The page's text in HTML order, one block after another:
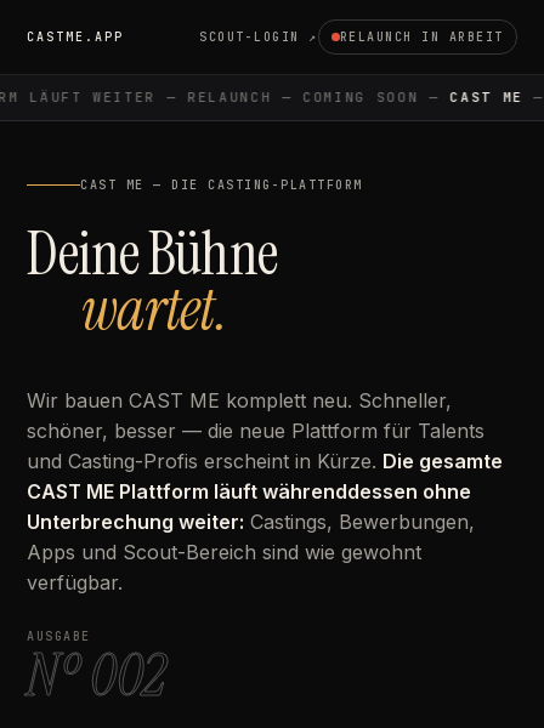
CASTME.APP SCOUT-LOGIN ↗ RELAUNCH IN ARBEIT
LÄUFT WEITER — RELAUNCH — COMING SOON — CAST ME—
CAST ME — DIE CASTING-PLATTFORM
Deine Bühne
wartet.
Wir bauen CAST ME komplett neu. Schneller,
schöner, besser — die neue Plattform für Talents
und Casting-Profis erscheint in Kürze. Die gesamte
CAST ME Plattform läuft währenddessen ohne
Unterbrechung weiter: Castings, Bewerbungen,
Apps und Scout-Bereich sind wie gewohnt
verfügbar.
AUSGABE
Nº 002